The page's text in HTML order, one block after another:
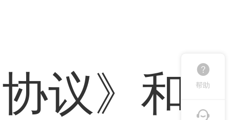
议》 和 帮助